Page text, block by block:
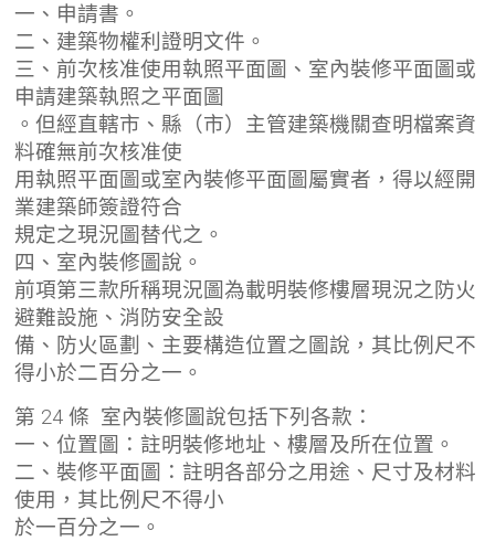
一、申請書。
二、建築物權利證明文件。
三、前次核准使用執照平面圖、室內裝修平面圖或
申請建築執照之平面圖
。但經直轄市、縣（市）主管建築機關查明檔案資
料確無前次核准使
用執照平面圖或室內裝修平面圖屬實者，得以經開
業建築師簽證符合
規定之現況圖替代之。
四、室內裝修圖說。
前項第三款所稱現況圖為載明裝修樓層現況之防火
避難設施、消防安全設
備、防火區劃、主要構造位置之圖說，其比例尺不
得小於二百分之一。
第 24 條 室內裝修圖說包括下列各款：
一、位置圖：註明裝修地址、樓層及所在位置。
二、裝修平面圖：註明各部分之用途、尺寸及材料
使用，其比例尺不得小
於一百分之一。